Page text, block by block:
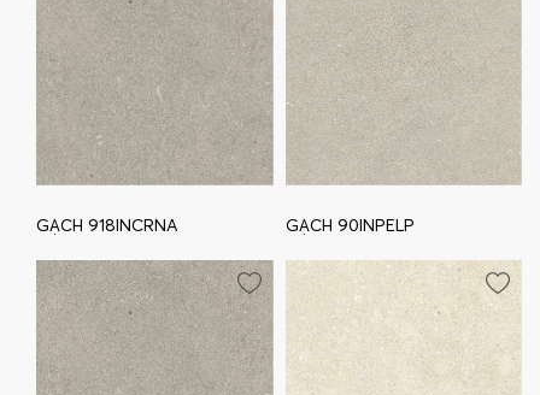
GẠCH 918INCRNA GẠCH 90INPELP